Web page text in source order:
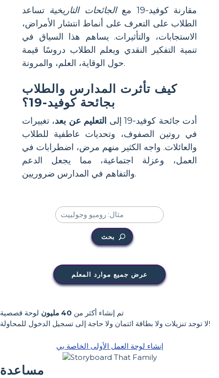
مقارنة كوفيد-19 مع الجائحات التاريخية تساعد
الطلاب على التعرف على أنماط انتشار الأمراض،
الاستجابات، والتأثيرات. يساهم هذا السياق في
تنمية التفكير النقدي ويعلم الطلاب دروسًا قيمة
حول الوقاية، العلم، والمرونة.
كيف تأثرت المدارس والطلاب
بجائحة كوفيد-19؟
أدت جائحة كوفيد-19 إلى التعليم عن بعد، تغييرات
في روتين الصفوف، وتحديات عاطفية للطلاب
والعائلات. واجه الكثير منهم مرض، اضطرابات في
العمل، وعزلة اجتماعية، مما يجعل الدعم
والتفاهم في المدارس ضروريين.
بحث
عرض جميع موارد المعلم
تم إنشاء أكثر من 40 مليون
لوحة قصصية
لا توجد تنزيلات ولا بطاقة ائتمان ولا حاجة إلى تسجيل الدخول للمحاولة!
إنشاء لوحة العمل الأولى الخاصة بي
مساعدة